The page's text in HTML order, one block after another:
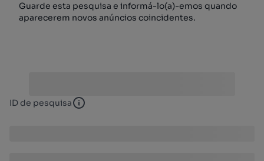
Guarde esta pesquisa e informá-lo(a)-emos quando
aparecerem novos anúncios coincidentes.
ID de pesquisa ID de pesquisa